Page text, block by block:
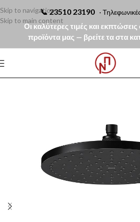
📞23510 23190 ·
Οι καλύτερες τιμές και
προϊόντα μας — βρείτε τα στα
Skip to navigation
Skip to main content